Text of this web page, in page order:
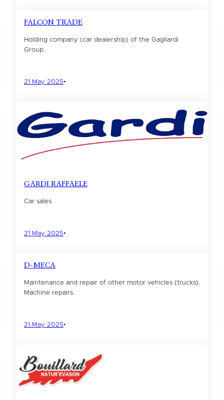
FALCON TRADE
Holding company (car dealership) of the Gagliardi
Group.
21 May 2025•
GARDI RAFFAELE
Car sales.
21 May 2025•
D-MECA
Maintenance and repair of other motor vehicles (trucks).
Machine repairs.
21 May 2025•